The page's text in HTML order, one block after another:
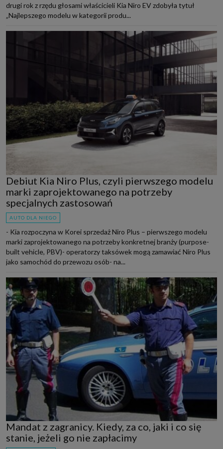
drugi rok z rzędu głosami właścicieli Kia Niro EV zdobyła tytuł
„Najlepszego modelu w kategorii produ...
Debiut Kia Niro Plus, czyli pierwszego modelu
marki zaprojektowanego na potrzeby
specjalnych zastosowań
AUTO DLA NIEGO
- Kia rozpoczyna w Korei sprzedaż Niro Plus – pierwszego modelu
marki zaprojektowanego na potrzeby konkretnej branży (purpose-
built vehicle, PBV)- operatorzy taksówek mogą zamawiać Niro Plus
jako samochód do przewozu osób- na...
Mandat z zagranicy. Kiedy, za co, jaki i co się
stanie, jeżeli go nie zapłacimy